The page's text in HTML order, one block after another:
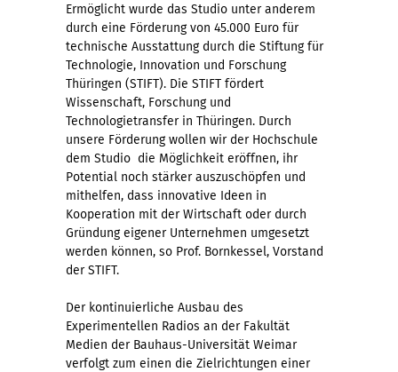
Ermöglicht wurde das Studio unter anderem
durch eine Förderung von 45.000 Euro für
technische Ausstattung durch die Stiftung für
Technologie, Innovation und Forschung
Thüringen (STIFT). Die STIFT fördert
Wissenschaft, Forschung und
Technologietransfer in Thüringen. Durch
unsere Förderung wollen wir der Hochschule 
dem Studio  die Möglichkeit eröffnen, ihr
Potential noch stärker auszuschöpfen und
mithelfen, dass innovative Ideen in
Kooperation mit der Wirtschaft oder durch
Gründung eigener Unternehmen umgesetzt
werden können, so Prof. Bornkessel, Vorstand
der STIFT.
Der kontinuierliche Ausbau des
Experimentellen Radios an der Fakultät
Medien der Bauhaus-Universität Weimar
verfolgt zum einen die Zielrichtungen einer